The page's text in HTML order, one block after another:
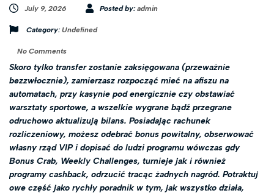
July 9, 2026 Posted by:admin
Category:Undefined
No Comments
Skoro tylko transfer zostanie zaksięgowana (przeważnie
bezzwłocznie), zamierzasz rozpocząć mieć na afiszu na
automatach, przy kasynie pod energicznie czy obstawiać
warsztaty sportowe, a wszelkie wygrane bądź przegrane
odruchowo aktualizują bilans. Posiadając rachunek
rozliczeniowy, możesz odebrać bonus powitalny, obserwować
własny rząd VIP i dopisać do ludzi programu wówczas gdy
Bonus Crab, Weekly Challenges, turnieje jak i również
programy cashback, odrzucić tracąc żadnych nagród. Potraktuj
owe część jako rychły poradnik w tym, jak wszystko działa,